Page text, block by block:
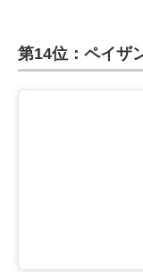
第14位：ペイザ